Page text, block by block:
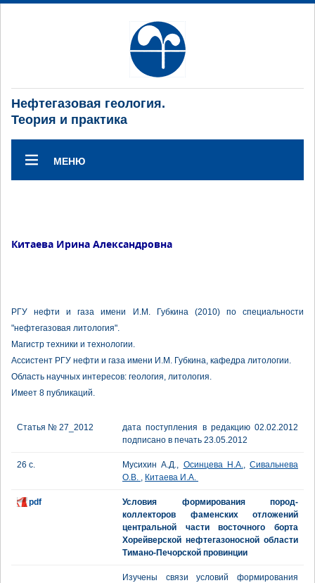
Нефтегазовая геология.
Теория и практика
МЕНЮ
Китаева Ирина Александровна
РГУ нефти и газа имени И.М. Губкина (2010) по специальности
"нефтегазовая литология".
Магистр техники и технологии.
Ассистент РГУ нефти и газа имени И.М. Губкина, кафедра литологии.
Область научных интересов: геология, литология.
Имеет 8 публикаций.
Статья № 27_2012
дата поступления в редакцию 02.02.2012
подписано в печать 23.05.2012
26 с. Мусихин А.Д., Осинцева Н.А., Сивальнева
О.В. , Китаева И.А.
pdf
Условия формирования пород-
коллекторов фаменских отложений
центральной части восточного борта
Хорейверской нефтегазоносной области
Тимано-Печорской провинции
Изучены связи условий формирования